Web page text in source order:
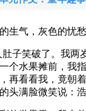
气，灰色的忧
笑破了。我两岁
个水果摊前，我
再看看我，竟朝
头满脸微笑说：